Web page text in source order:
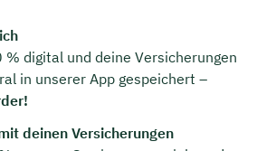
digital und deine Versicherungen
in unserer App gespeichert –
deinen Versicherungen